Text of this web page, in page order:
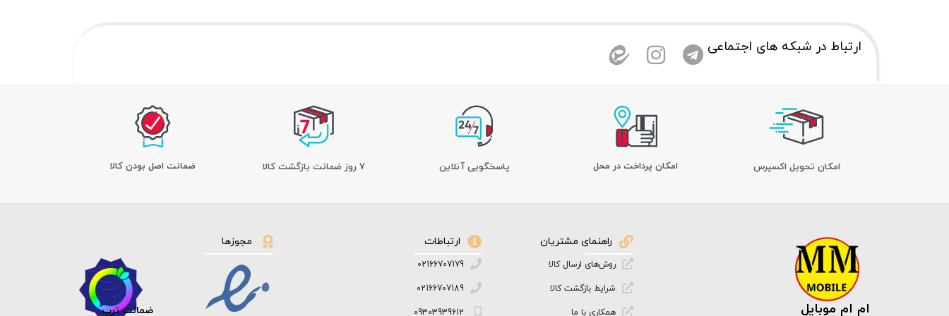
ارتباط در شبکه های اجتماعی
اﻣﮑﺎن ﺗﺤﻮﯾﻞ اﮐﺴﭙﺮس امکان پرداخت در محل پاسخگویی آنلاین 7 روز ضمانت بازگشت کالا ﺿﻤﺎﻧﺖ اﺻﻞ ﺑﻮدن ﮐﺎﻟﺎ
ام ام موبایل
راهنمای مشتریان
روش‌های ارسال کالا
شرایط بازگشت کالا
همکاری با ما
ارتباطات
02166707179
02166707189
09303939612
مجوزها
ضمانت ترب